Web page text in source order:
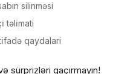
silinməsi
təli̇mati
qaydalari
sürprizləri qaçırmayın!